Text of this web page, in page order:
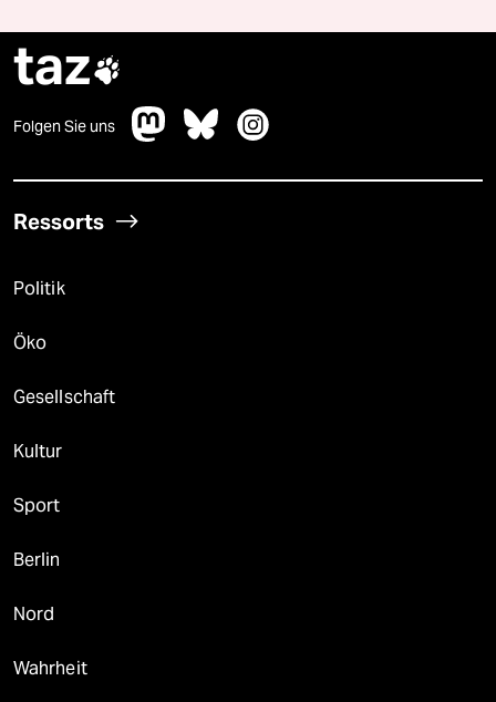
taz
Folgen Sie uns
Ressorts
Politik
Öko
Gesellschaft
Kultur
Sport
Berlin
Nord
Wahrheit